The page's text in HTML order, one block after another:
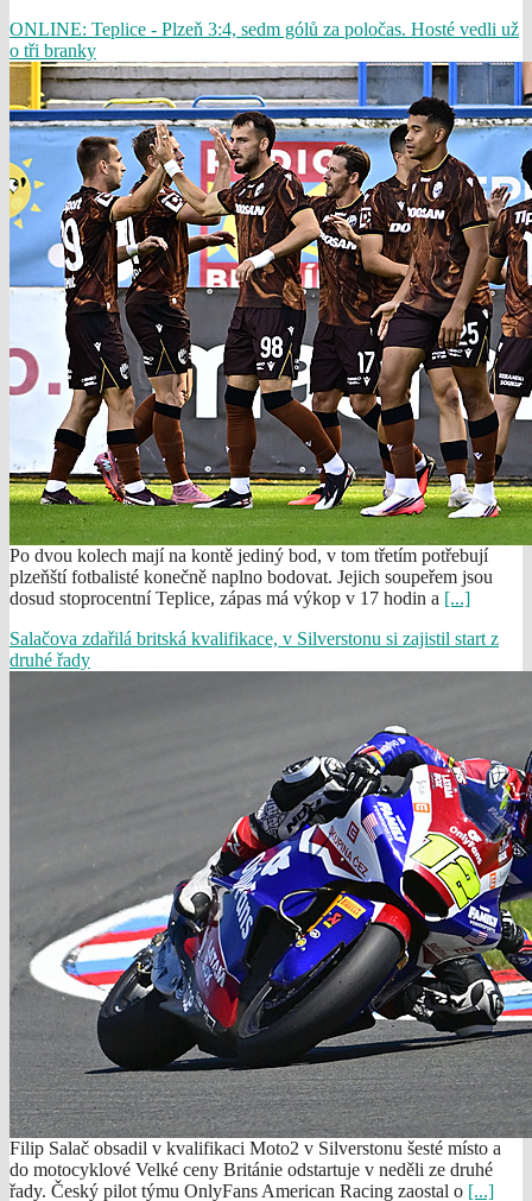
ONLINE: Teplice - Plzeň 3:4, sedm gólů za poločas. Hosté vedli už
o tři branky
Po dvou kolech mají na kontě jediný bod, v tom třetím potřebují
plzeňští fotbalisté konečně naplno bodovat. Jejich soupeřem jsou
dosud stoprocentní Teplice, zápas má výkop v 17 hodin a [...]
Salačova zdařilá britská kvalifikace, v Silverstonu si zajistil start z
druhé řady
Filip Salač obsadil v kvalifikaci Moto2 v Silverstonu šesté místo a
do motocyklové Velké ceny Británie odstartuje v neděli ze druhé
řady. Český pilot týmu OnlyFans American Racing zaostal o [...]